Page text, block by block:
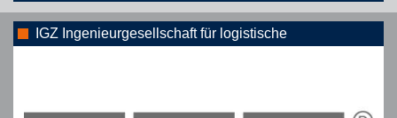
IGZ Ingenieurgesellschaft für logistische